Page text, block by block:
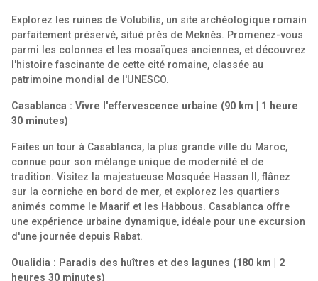
Explorez les ruines de Volubilis, un site archéologique romain
parfaitement préservé, situé près de Meknès. Promenez-vous
parmi les colonnes et les mosaïques anciennes, et découvrez
l'histoire fascinante de cette cité romaine, classée au
patrimoine mondial de l'UNESCO.
Casablanca : Vivre l'effervescence urbaine (90 km | 1 heure
30 minutes)
Faites un tour à Casablanca, la plus grande ville du Maroc,
connue pour son mélange unique de modernité et de
tradition. Visitez la majestueuse Mosquée Hassan II, flânez
sur la corniche en bord de mer, et explorez les quartiers
animés comme le Maarif et les Habbous. Casablanca offre
une expérience urbaine dynamique, idéale pour une excursion
d'une journée depuis Rabat.
Oualidia : Paradis des huîtres et des lagunes (180 km | 2
heures 30 minutes)